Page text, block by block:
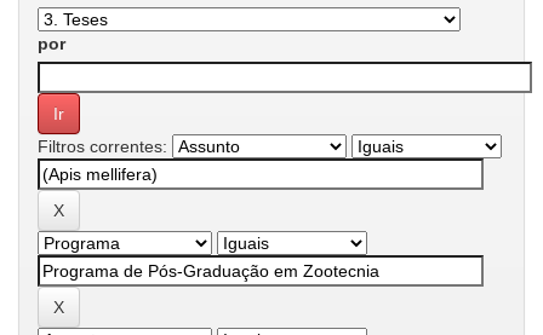
por
Filtros correntes: